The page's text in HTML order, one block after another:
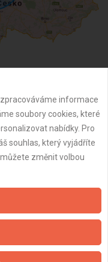
11:14:12
údajů
cookie
informace
soubory cookies, které
nabídky. Pro
souhlas, který vyjádříte
změnit volbou